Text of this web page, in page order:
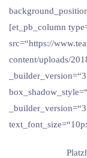
[et_pb_column
src=“https://
content/uploads/